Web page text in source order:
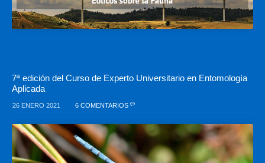
7ª edición del Curso de Experto Universitario en Entomología
Aplicada
26 ENERO 2021 6 COMENTARIOS